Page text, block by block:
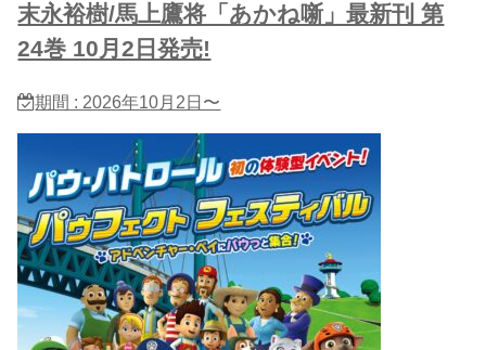
末永裕樹/馬上鷹将「あかね噺」最新刊 第
24巻 10月2日発売!
期間 : 2026年10月2日〜